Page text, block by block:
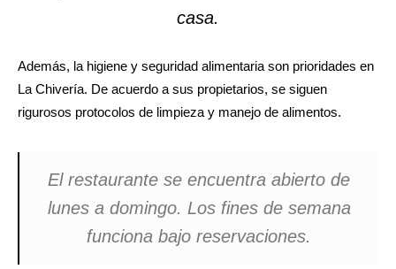
casa.
Además, la higiene y seguridad alimentaria son prioridades en
La Chivería. De acuerdo a sus propietarios, se siguen
rigurosos protocolos de limpieza y manejo de alimentos.
El restaurante se encuentra abierto de
lunes a domingo. Los fines de semana
funciona bajo reservaciones.